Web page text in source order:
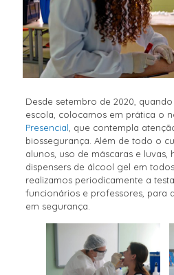
Desde setembro de 2020,
escola, colocamos em prática o
Presencial , que contempla
biossegurança. Além de todo o
alunos, uso de máscaras e
dispensers de álcool gel em
realizamos periodicamente a
funcionários e professores, para
em segurança.